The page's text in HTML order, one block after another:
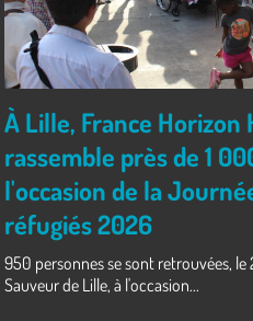
À Lille, France
rassemble près de 1
l'occasion de la
réfugiés 2026
950 personnes se sont retrouvées, le
Sauveur de Lille, à l'occasion...